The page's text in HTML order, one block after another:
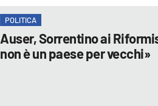
POLITICA
Auser, Sorrentino ai
non è un paese per vecchi»